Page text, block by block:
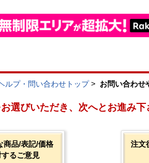
ルプ・問い合わせトップ> お問い合わせ
選びいただき、次へとお進み下
商品/表記/価格
するご意見
注文